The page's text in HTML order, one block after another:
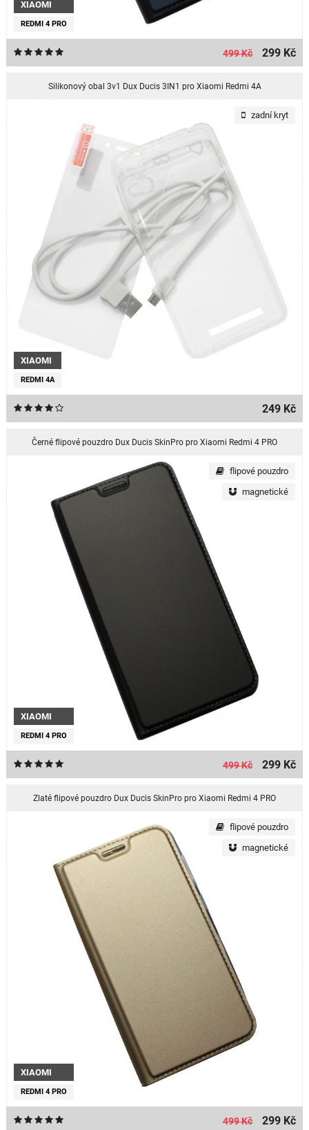
XIAOMI
REDMI 4 PRO
499 Kč 299 Kč
Silikonový obal 3v1 Dux Ducis 3IN1 pro Xiaomi Redmi 4A
XIAOMI
REDMI 4A
zadní kryt
249 Kč
Černé flipové pouzdro Dux Ducis SkinPro pro Xiaomi Redmi 4 PRO
XIAOMI
REDMI 4 PRO
flipové pouzdro
magnetické
499 Kč 299 Kč
Zlaté flipové pouzdro Dux Ducis SkinPro pro Xiaomi Redmi 4 PRO
XIAOMI
REDMI 4 PRO
flipové pouzdro
magnetické
499 Kč 299 Kč